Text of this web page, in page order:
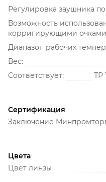
Регулировка заушника
Возможность
корригирующими
Диапазон рабочих
Вес:
Соответствует:
ТР
Сертификация
Заключение
Цвета
Цвет линзы